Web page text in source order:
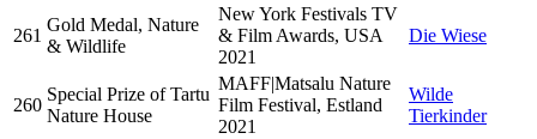
261
Gold Medal, Nature
& Wildlife
New York Festivals TV
& Film Awards, USA
2021
Die Wiese
260
Special Prize of Tartu
Nature House
MAFF|Matsalu Nature
Film Festival, Estland
2021
Wilde
Tierkinder